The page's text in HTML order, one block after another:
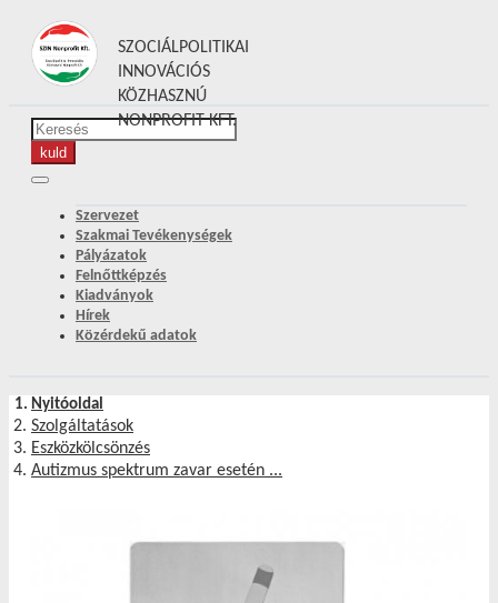
SZOCIÁLPOLITIKAI
INNOVÁCIÓS
KÖZHASZNÚ
NONPROFIT KFT.
Szervezet
Szakmai Tevékenységek
Pályázatok
Felnőttképzés
Kiadványok
Hírek
Közérdekű adatok
Nyitóoldal
Szolgáltatások
Eszközkölcsönzés
Autizmus spektrum zavar esetén ...